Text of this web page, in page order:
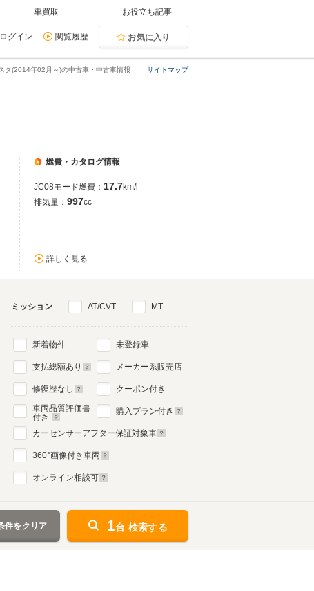
車買取 お役立ち記事
ログイン 閲覧履歴 お気に入り
サイトマップ
タ(2014年02月～)の中古車・中古車情報
燃費・カタログ情報
JC08モード燃費： 17.7km/l
排気量： 997cc
詳しく見る
ミッション AT/CVT MT
新着物件
支払総額あり
修復歴なし
車両品質評価書
付き
未登録車
メーカー系販売店
クーポン付き
購入プラン付き
カーセンサーアフター保証対象車
360°画像付き車両
オンライン相談可
件をクリア 1台 検索する